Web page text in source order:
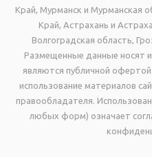
Край, Мурманск и Мурманская
Край, Астрахань и
Волгоградская область,
Размещенные данные носят
являются публичной
использование материалов
правообладателя.
любых форм) означает